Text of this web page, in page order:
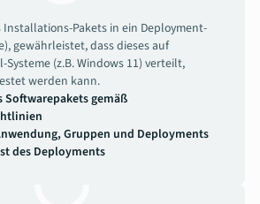
Installations-Pakets in ein Deployment-
gewährleistet, dass dieses auf
(z.B. Windows 11) verteilt,
werden kann.
gemäß
Gruppen und Deployments
des Deployments